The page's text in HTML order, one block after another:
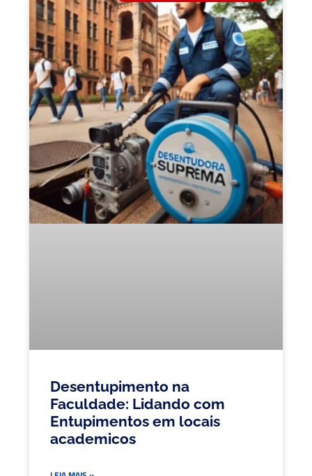
Desentupimento na
Faculdade: Lidando com
Entupimentos em locais
academicos